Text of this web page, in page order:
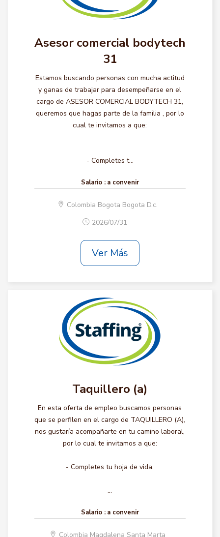
Asesor comercial bodytech
31
Estamos buscando personas con mucha actitud
y ganas de trabajar para desempeñarse en el
cargo de ASESOR COMERCIAL BODYTECH 31,
queremos que hagas parte de la familia , por lo
cual te invitamos a que:
- Completes t...
Salario : a convenir
Colombia Bogota Bogota D.c.
2026/07/31
Ver Más
Taquillero (a)
En esta oferta de empleo buscamos personas
que se perfilen en el cargo de TAQUILLERO (A),
nos gustaría acompañarte en tu camino laboral,
por lo cual te invitamos a que:
- Completes tu hoja de vida.
...
Salario : a convenir
Colombia Magdalena Santa Marta